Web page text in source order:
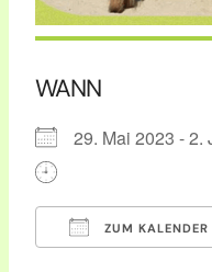
WANN
29. Mai 2023 -
ZUM